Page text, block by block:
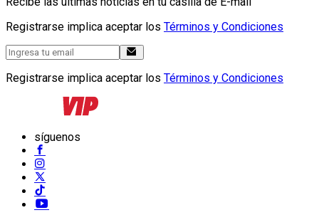
Registrarse implica aceptar los Términos y Condiciones
Registrarse implica aceptar los Términos y Condiciones
síguenos